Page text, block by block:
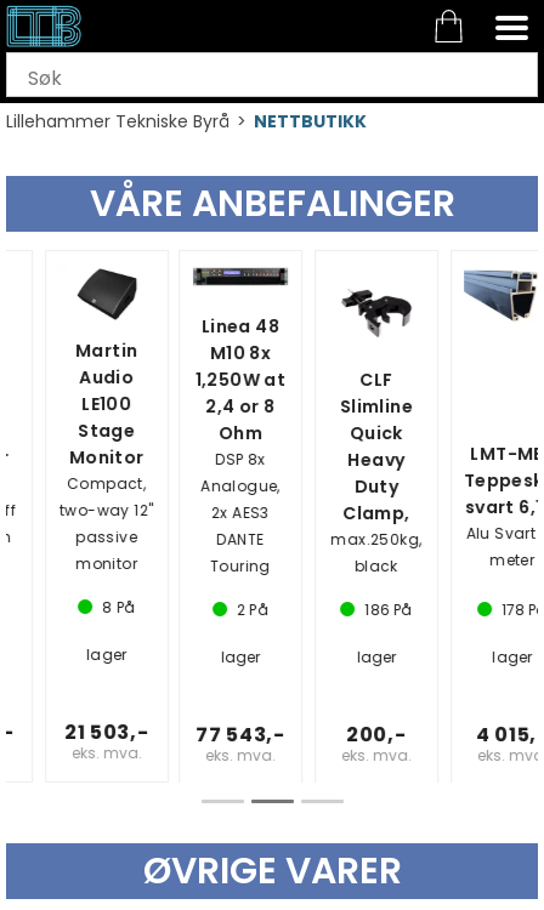
Lillehammer Tekniske Byrå>NETTBUTIKK
VÅRE ANBEFALINGER
Monitor
way 12"
passive
eks. mva.
503,-
Linea 48
1,250W at
2,4 or 8
Analogue,
2x AES3
eks. mva.
77 543,-
Slimline
max.250kg,
På
eks. mva.
200,-
LMT-MEK
Teppeskinne
svart 6,1m
Alu Svart 6,1
På
eks. mva.
4 015,-
ØVRIGE VARER